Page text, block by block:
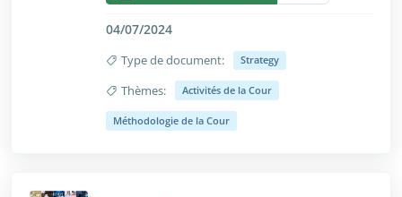
04/07/2024
Type de document: Strategy
Thèmes:
Réduire/Agrandir uniquement pour les
Activités de la Cour
Méthodologie de la Cour